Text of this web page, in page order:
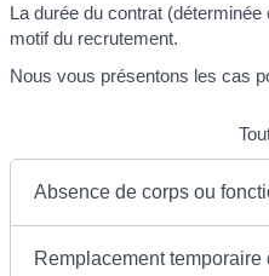
La durée du contrat
motif du recrutement.
Nous vous présentons les cas
Absence de corps ou
Remplacement temporaire